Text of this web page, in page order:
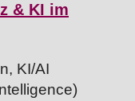
& KI im
KI/AI